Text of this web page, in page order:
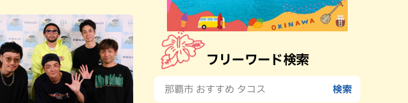
フリーワード検索